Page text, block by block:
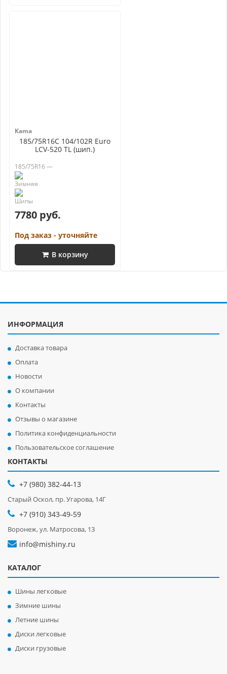
Kama
185/75R16C 104/102R Euro
LCV-520 TL (шип.)
185/75R16 —
7780 руб.
Под заказ - уточняйте
В корзину
ИНФОРМАЦИЯ
Доставка товара
Оплата
Новости
О компании
Контакты
Отзывы о магазине
Политика конфиденциальности
Пользовательское соглашение
КОНТАКТЫ
+7 (980) 382-44-13
Старый Оскол, пр. Угарова, 14Г
+7 (910) 343-49-59
Воронеж, ул. Матросова, 13
info@mishiny.ru
КАТАЛОГ
Шины легковые
Зимние шины
Летние шины
Диски легковые
Диски грузовые